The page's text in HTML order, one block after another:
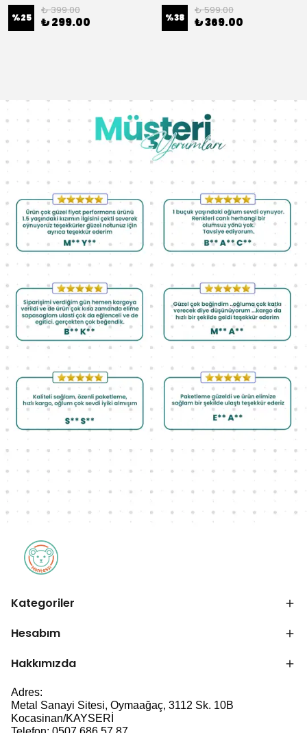
%25
₺ 399.00
₺ 299.00 %38
₺ 599.00
₺ 369.00
Kategoriler
Hesabım
Hakkımızda
Adres:
Metal Sanayi Sitesi, Oymaağaç, 3112 Sk. 10B
Kocasinan/KAYSERİ